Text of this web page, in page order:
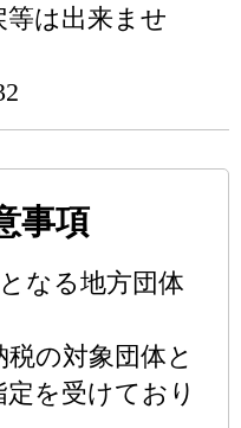
は出来ませ
事項
なる地方団体
の対象団体と
を受けており